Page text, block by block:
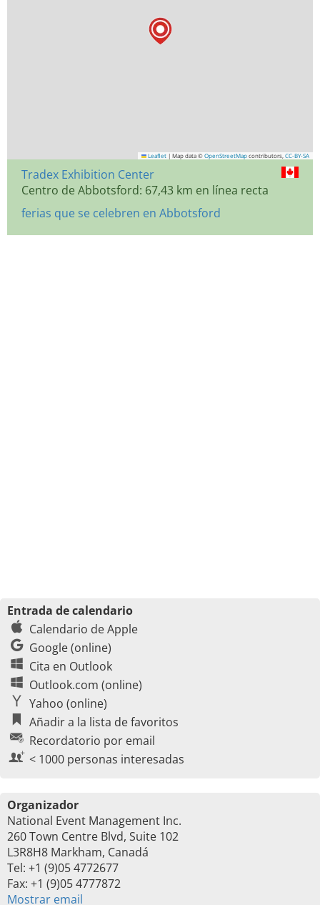
Leaflet | Map data © OpenStreetMap contributors, CC-BY-SA
Tradex Exhibition Center
Centro de Abbotsford: 67,43 km en línea recta
ferias que se celebren en Abbotsford
Entrada de calendario
Calendario de Apple
Google (online)
Cita en Outlook
Outlook.com (online)
Yahoo (online)
Añadir a la lista de favoritos
Recordatorio por email
< 1000 personas interesadas
Organizador
National Event Management Inc.
260 Town Centre Blvd, Suite 102
L3R8H8 Markham, Canadá
Tel: +1 (9)05 4772677
Fax: +1 (9)05 4777872
Mostrar email